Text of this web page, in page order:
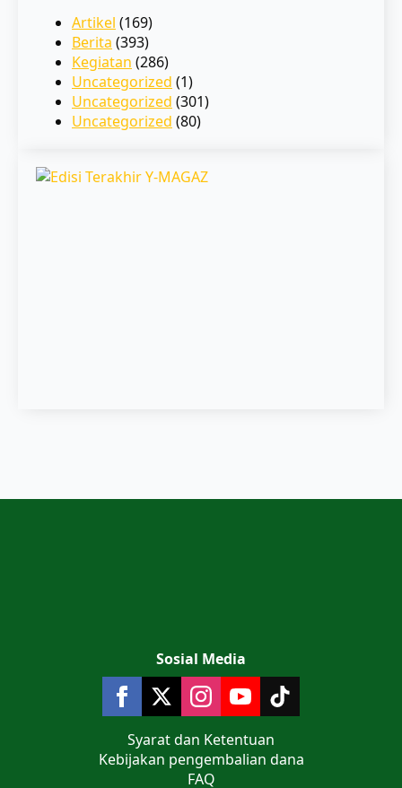
Artikel (169)
Berita (393)
Kegiatan (286)
Uncategorized (1)
Uncategorized (301)
Uncategorized (80)
Sosial Media
Syarat dan Ketentuan
Kebijakan pengembalian dana
FAQ